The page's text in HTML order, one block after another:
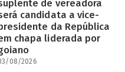
de vereadora
candidata a vice-
da República
chapa liderada por
08/2026